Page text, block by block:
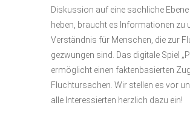
Diskussion auf eine sachliche Ebene
heben, braucht es Informationen zu
Verständnis für Menschen, die zur
gezwungen sind. Das digitale Spiel
ermöglicht einen faktenbasierten
Fluchtursachen. Wir stellen es vor
alle Interessierten herzlich dazu ein!